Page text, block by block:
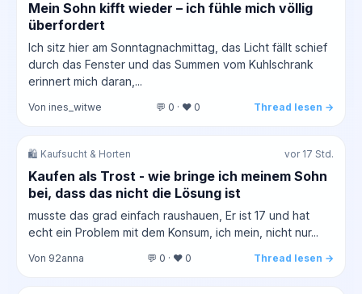
Mein Sohn kifft wieder – ich fühle mich völlig
überfordert
Ich sitz hier am Sonntagnachmittag, das Licht fällt schief
durch das Fenster und das Summen vom Kuhlschrank
erinnert mich daran,...
Von ines_witwe 💬 0 · ❤️ 0 Thread lesen →
🛍️ Kaufsucht & Horten vor 17 Std.
Kaufen als Trost - wie bringe ich meinem Sohn
bei, dass das nicht die Lösung ist
musste das grad einfach raushauen, Er ist 17 und hat
echt ein Problem mit dem Konsum, ich mein, nicht nur...
Von 92anna 💬 0 · ❤️ 0 Thread lesen →